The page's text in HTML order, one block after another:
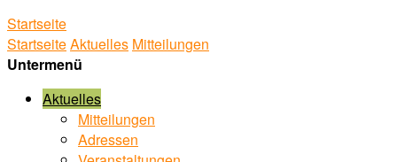
Startseite
StartseiteAktuelles Mitteilungen
Untermenü
Aktuelles
Mitteilungen
Adressen